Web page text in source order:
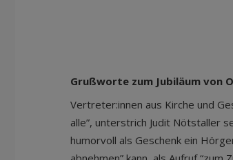
Grußworte zum Jubiläum von
Vertreter:innen aus Kirche und
alle”, unterstrich Judit Nötstaller
humorvoll als Geschenk ein